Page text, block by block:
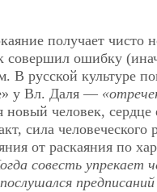
получает чисто
ошибку
В русской культуре
у Вл. Даля —
новый человек,
сила
от раскаяния по
совесть упрекает
предписаний